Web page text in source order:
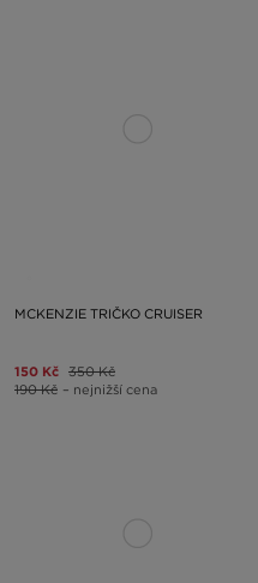
MCKENZIE TRIČKO CRUISER
150 Kč 350 Kč
190 Kč – nejnižší cena